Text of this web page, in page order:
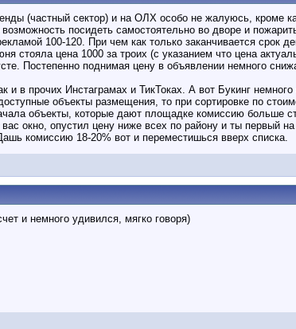
(частный сектор) и на ОЛХ особо не жалуюсь, кроме
посидеть самостоятельно во дворе и
100-120. При чем как только заканчивается срок
стояла цена 1000 за троих (с указанием что цена
Постепенно поднимая цену в объявлении немного
и в прочих Инстаграмах и ТикТоках. А вот Букинг
объекты размещения, то при сортировке по
объекты, которые дают площадке комиссию больше
окно, опустил цену ниже всех по району и ты первый
комиссию 18-20% вот и переместишься вверх списка.
и немного удивился, мягко говоря)